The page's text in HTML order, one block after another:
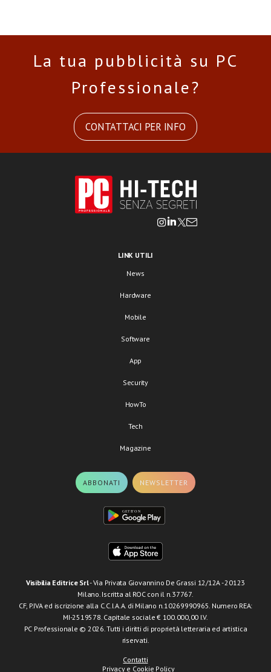
La tua pubblicità su PC
Professionale?
CONTATTACI PER INFO
LINK UTILI
News
Hardware
Mobile
Software
App
Security
HowTo
Tech
Magazine
ABBONATI NEWSLETTER
Visibilia Editrice Srl- Via Privata Giovannino De Grassi 12/12A - 20123
Milano. Iscritta al ROC con il n.37767.
CF, P.IVA ed iscrizione alla C.C.I.A.A. di Milano n.10269990965. Numero REA:
MI-2519578. Capitale sociale € 100.000,00 I.V.
PC Professionale © 2026. Tutti i diritti di proprietà letteraria ed artistica
riservati.
Contatti
Privacy e Cookie Policy